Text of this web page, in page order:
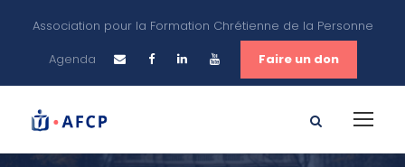
Association pour la Formation Chrétienne de la Personne
Agenda
Faire un don